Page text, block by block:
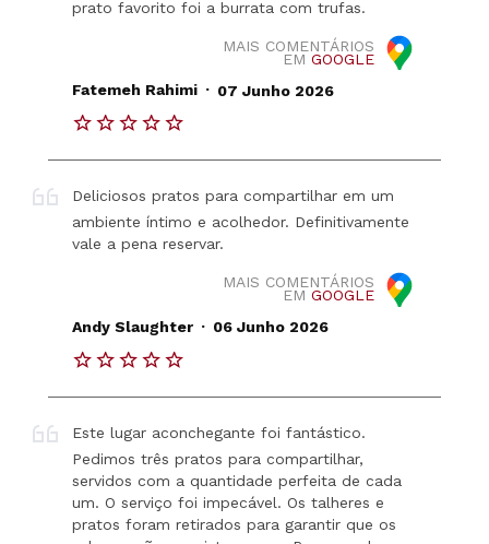
prato favorito foi a burrata com trufas.
MAIS COMENTÁRIOS
EM GOOGLE
Fatemeh Rahimi . 07 Junho 2026
Deliciosos pratos para compartilhar em um
ambiente íntimo e acolhedor. Definitivamente
vale a pena reservar.
MAIS COMENTÁRIOS
EM GOOGLE
Andy Slaughter . 06 Junho 2026
Este lugar aconchegante foi fantástico.
Pedimos três pratos para compartilhar,
servidos com a quantidade perfeita de cada
um. O serviço foi impecável. Os talheres e
pratos foram retirados para garantir que os